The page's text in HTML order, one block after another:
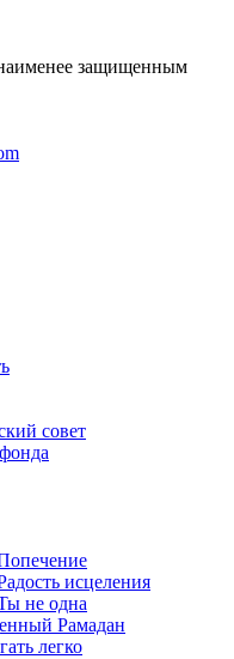
защищенным
совет
исцеления
не одна
Рамадан
легко